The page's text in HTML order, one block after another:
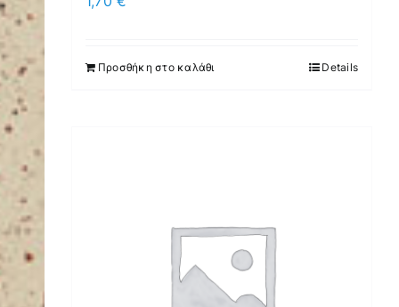
Προσθήκη στο καλάθι Details